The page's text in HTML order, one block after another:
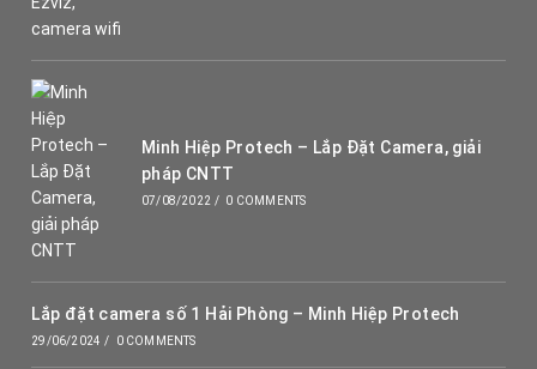
Minh Hiệp Protech – Lắp Đặt Camera, giải
pháp CNTT
07/08/2022 / 0 COMMENTS
Lắp đặt camera số 1 Hải Phòng – Minh Hiệp Protech
29/06/2024 / 0 COMMENTS